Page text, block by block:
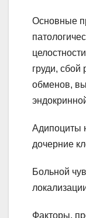
Основные
груди, сбой
обменов,
Адипоциты
дочерние
Больной
Факторы,